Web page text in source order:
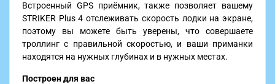
Встроенный GPS приёмник, также позволяет вашему
STRIKER Plus 4 отслеживать скорость лодки на экране,
поэтому вы можете быть уверены, что совершаете
троллинг с правильной скоростью, и ваши приманки
находятся на нужных глубинах и в нужных местах.
Построен для вас